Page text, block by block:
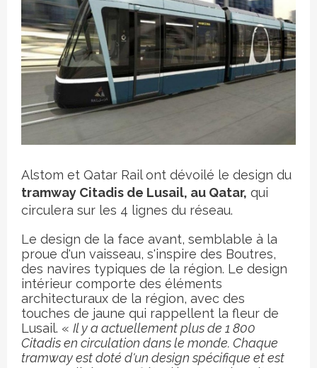
Crédit photo
Alstom et Qatar Rail ont dévoilé le design du
tramway Citadis de Lusail, au Qatar, qui
circulera sur les 4 lignes du réseau.
Le design de la face avant, semblable à la
proue d'un vaisseau, s'inspire des Boutres,
des navires typiques de la région. Le design
intérieur comporte des éléments
architecturaux de la région, avec des
touches de jaune qui rappellent la fleur de
Lusail. « Il y a actuellement plus de 1 800
Citadisen circulation dans le monde. Chaque
tramway est doté d'un design spécifique et est